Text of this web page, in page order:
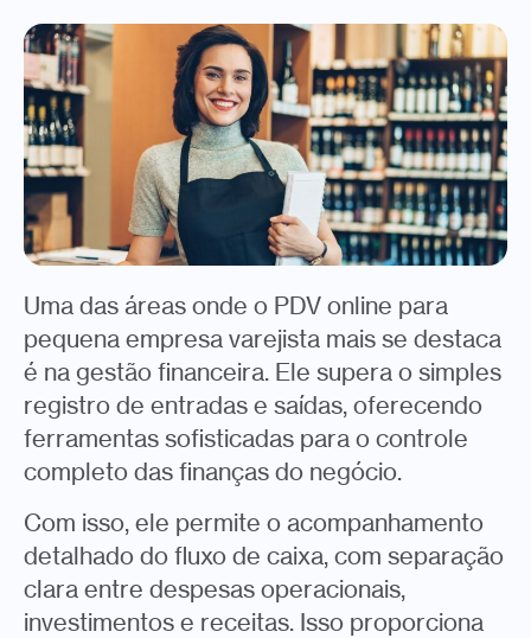
Uma das áreas onde o PDV online para
pequena empresa varejista mais se destaca
é na gestão financeira. Ele supera o simples
registro de entradas e saídas, oferecendo
ferramentas sofisticadas para o controle
completo das finanças do negócio.
Com isso, ele permite o acompanhamento
detalhado do fluxo de caixa, com separação
clara entre despesas operacionais,
investimentos e receitas. Isso proporciona